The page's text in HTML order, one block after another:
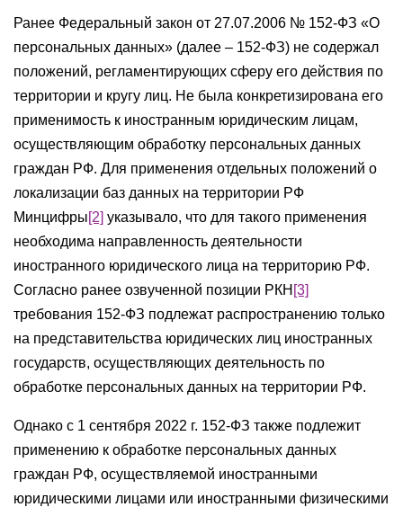
Ранее Федеральный закон от 27.07.2006 № 152-ФЗ «О
персональных данных» (далее – 152-ФЗ) не содержал
положений, регламентирующих сферу его действия по
территории и кругу лиц. Не была конкретизирована его
применимость к иностранным юридическим лицам,
осуществляющим обработку персональных данных
граждан РФ. Для применения отдельных положений о
локализации баз данных на территории РФ
Минцифры[2] указывало, что для такого применения
необходима направленность деятельности
иностранного юридического лица на территорию РФ.
Согласно ранее озвученной позиции РКН [3]
требования 152-ФЗ подлежат распространению только
на представительства юридических лиц иностранных
государств, осуществляющих деятельность по
обработке персональных данных на территории РФ.
Однако с 1 сентября 2022 г. 152-ФЗ также подлежит
применению к обработке персональных данных
граждан РФ, осуществляемой иностранными
юридическими лицами или иностранными физическими